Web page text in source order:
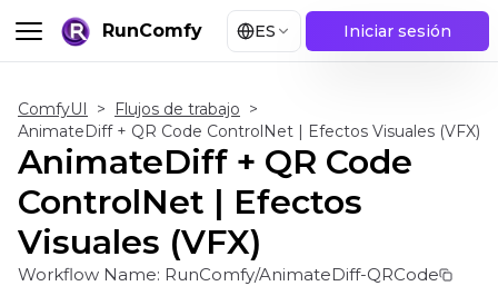
RunComfy ES Iniciar sesión
ComfyUI > Flujos de trabajo >
AnimateDiff + QR Code ControlNet | Efectos Visuales (VFX)
AnimateDiff + QR Code
ControlNet | Efectos
Visuales (VFX)
Workflow Name: RunComfy/AnimateDiff-QRCode